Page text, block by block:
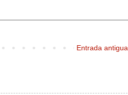
Entrada antigua